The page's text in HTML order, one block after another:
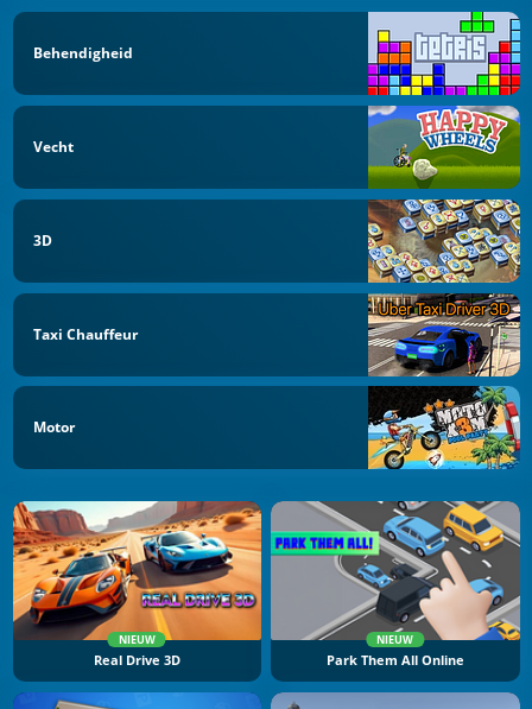
Behendigheid
Vecht
3D
Taxi Chauffeur
Motor
NIEUW
Real Drive 3D
NIEUW
Park Them All Online